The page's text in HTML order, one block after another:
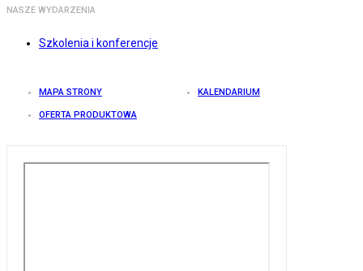
NASZE WYDARZENIA
Szkolenia i konferencje
MAPA STRONY KALENDARIUM
OFERTA PRODUKTOWA